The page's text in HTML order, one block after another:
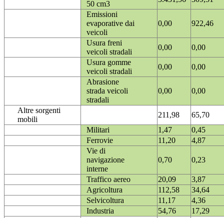
50 cm3
Emissioni
evaporative dai
veicoli
0,00 922,46
Usura freni
veicoli stradali
0,00
0,00
Usura gomme
veicoli stradali
0,00
0,00
Abrasione
strada veicoli
stradali
0,00 0,00
Altre sorgenti
mobili
211,98
65,70
Militari
1,47
0,45
Ferrovie
11,20
4,87
Vie di
navigazione
interne
0,70 0,23
Traffico aereo 20,09
3,87
Agricoltura
112,58
34,64
Selvicoltura
11,17
4,36
Industria
54,76
17,29